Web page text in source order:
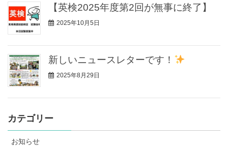
【英検2025年度第2回が無事に終了】
2025年10月5日
新しいニュースレターです！
2025年8月29日
カテゴリー
お知らせ